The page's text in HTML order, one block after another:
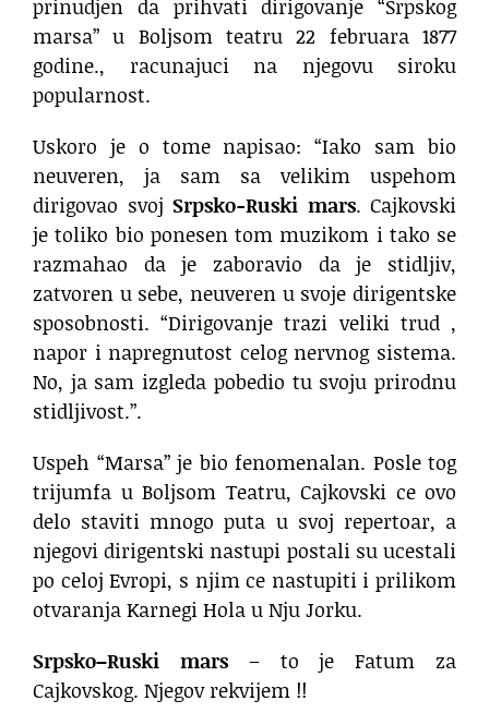
prinudjen da prihvati dirigovanje “Srpskog
marsa” u Boljsom teatru 22 februara 1877
godine., racunajuci na njegovu siroku
popularnost.
Uskoro je o tome napisao: “Iako sam bio
neuveren, ja sam sa velikim uspehom
dirigovao svoj Srpsko-Ruski mars. Cajkovski
je toliko bio ponesen tom muzikom i tako se
razmahao da je zaboravio da je stidljiv,
zatvoren u sebe, neuveren u svoje dirigentske
sposobnosti. “Dirigovanje trazi veliki trud ,
napor i napregnutost celog nervnog sistema.
No, ja sam izgleda pobedio tu svoju prirodnu
stidljivost.”.
Uspeh “Marsa” je bio fenomenalan. Posle tog
trijumfa u Boljsom Teatru, Cajkovski ce ovo
delo staviti mnogo puta u svoj repertoar, a
njegovi dirigentski nastupi postali su ucestali
po celoj Evropi, s njim ce nastupiti i prilikom
otvaranja Karnegi Hola u Nju Jorku.
Srpsko–Ruski mars– to je Fatum za
Cajkovskog. Njegov rekvijem !!